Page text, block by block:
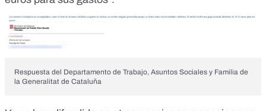
Respuesta del Departamento de Trabajo, Asuntos Sociales y Familia de
la Generalitat de Cataluña